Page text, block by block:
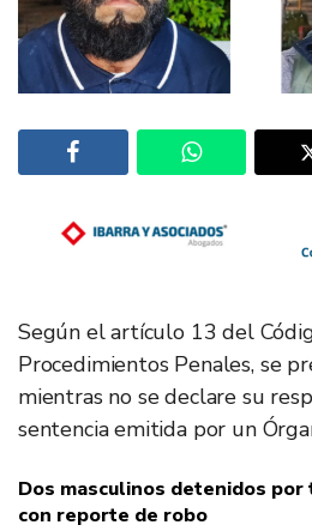
Según el artículo 13 del
Procedimientos Penales, se
mientras no se declare su
sentencia emitida por un
Dos masculinos detenidos
con reporte de robo